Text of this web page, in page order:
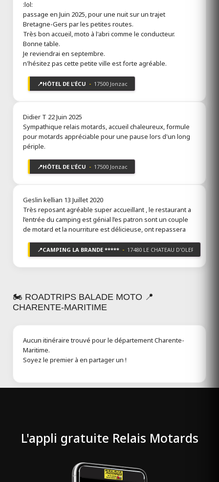
:lol:
passage en Juin 2025, pour une nuit sur un trajet
Bretagne-Gers par les petites routes.
Très bon accueil, moto à l'abri comme le conducteur.
Bonne table.
Je reviendrai en septembre.
n'hésitez pas cette petite ville est forte agréable.
📍HÔTEL DE L'ÉCU - 17500 Jonzac
Didier T 22 Juin 2025
Sympathique relais motards, accueil chaleureux, formule
pour motards appréciable pour une pause lors d'un long
périple.
📍HÔTEL DE L'ÉCU - 17500 Jonzac
Geslin kellian 13 Juillet 2020
Très reposant agréable super accueillant , le restaurant a
l’entrée du camping est génial l’es patron sont un couple
de motard et la nourriture est délicieuse, ont repassera
📍CAMPING LA BRANDE ***** - 17480 LE CHATEAU D'OLERON
🏍️ ROADTRIPS BALADE MOTO 📍
CHARENTE-MARITIME
Aucun itinéraire trouvé pour le département Charente-
Maritime.
Soyez le premier à en partager un !
L'appli gratuite Relais Motards